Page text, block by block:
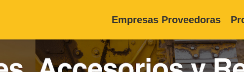
Empresas Proveedoras